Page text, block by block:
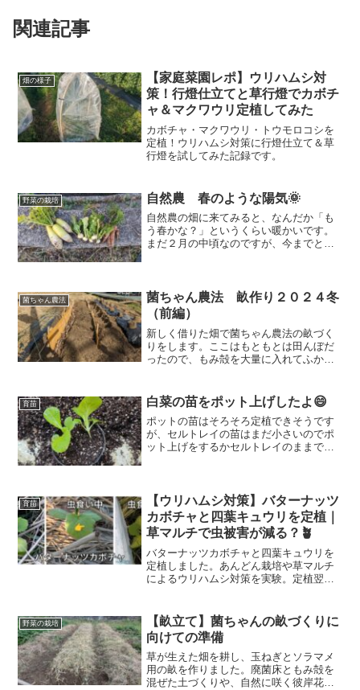
関連記事
畑の様子
【家庭菜園レポ】ウリハムシ対
策！行燈仕立てと草行燈でカボチ
ャ＆マクワウリ定植してみた
カボチャ・マクワウリ・トウモロコシを
定植！ウリハムシ対策に行燈仕立て＆草
行燈を試してみた記録です。
野菜の栽培 自然農 春のような陽気🌞
自然農の畑に来てみると、なんだか「も
う春かな？」というくらい暖かいです。
まだ２月の中頃なのですが、今までと空
菌ちゃん農法
菌ちゃん農法 畝作り２０２４冬
（前編）
新しく借りた畑で菌ちゃん農法の畝づく
りをします。ここはもともとは田んぼだ
ったので、もみ殻を大量に入れてふかふ
もに、畝の通路にももみ殻を撒いて畑全
体の水はけをよくしようと思っていま
す。
育苗 白菜の苗をポット上げしたよ😄
ポットの苗はそろそろ定植できそうです
が、セルトレイの苗はまだ小さいのでポ
ット上げをするかセルトレイのままで定
げをして、もう一つはセルトレイのまま
で育ててみようと思います。これがどう
いう違いになるのか見ていこうと思いま
す
育苗
【ウリハムシ対策】バターナッツ
カボチャと四葉キュウリを定植｜
草マルチで虫被害が減る？🪴
バターナッツカボチャと四葉キュウリを
定植しました。あんどん栽培や草マルチ
によるウリハムシ対策を実験。定植翌日
スで紹介します。
野菜の栽培
【畝立て】菌ちゃんの畝づくりに
向けての準備
草が生えた畑を耕し、玉ねぎとソラマメ
用の畝を作りました。廃菌床ともみ殻を
混ぜた土づくりや、自然に咲く彼岸花か